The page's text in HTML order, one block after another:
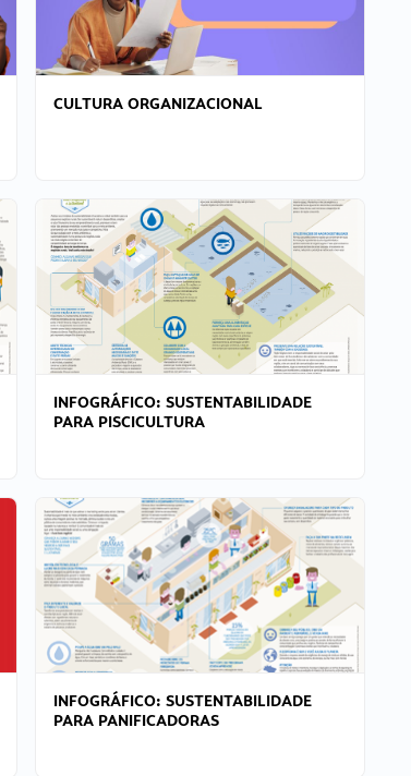
CULTURA ORGANIZACIONAL
INFOGRÁFICO: SUSTENTABILIDADE
PARA PISCICULTURA
INFOGRÁFICO: SUSTENTABILIDADE
PARA PANIFICADORAS